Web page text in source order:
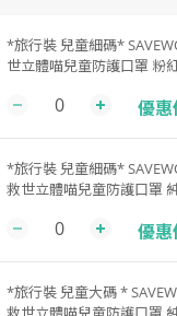
*旅行裝 兒童細碼*
世立體喵兒童防護口罩 粉
優
*旅行裝 兒童細碼*
救世立體喵兒童防護口罩
優
*旅行裝 兒童大碼 *